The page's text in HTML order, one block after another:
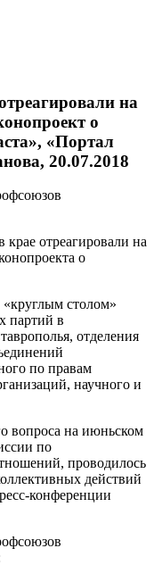
на
о
«Портал
20.07.2018
отреагировали на
о
столом»
партий в
отделения
по правам
научного и
вопроса на июньском
по
проводилось
действий
конференции